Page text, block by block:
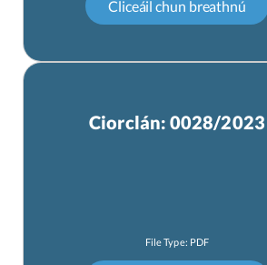
Ciorclán: 0028/2023